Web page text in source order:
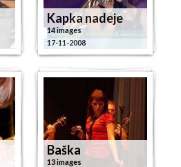
Kapka nadeje
14 images
17-11-2008
Baška
13 images